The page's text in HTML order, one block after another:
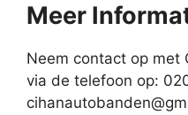
Meer
Neem contact op met
via de telefoon op: